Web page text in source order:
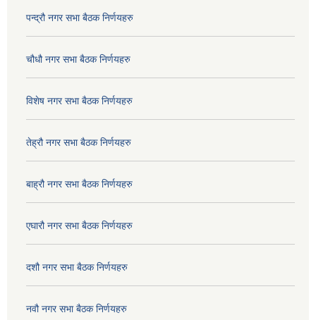
पन्द्रौ नगर सभा बैठक निर्णयहरु
चौधौ नगर सभा बैठक निर्णयहरु
विशेष नगर सभा बैठक निर्णयहरु
तेह्रौ नगर सभा बैठक निर्णयहरु
बाह्रौ नगर सभा बैठक निर्णयहरु
एघारौ नगर सभा बैठक निर्णयहरु
दशौ नगर सभा बैठक निर्णयहरु
नवौ नगर सभा बैठक निर्णयहरु